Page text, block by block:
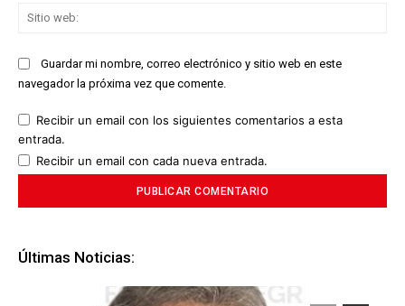
Guardar mi nombre, correo electrónico y sitio web en este
navegador la próxima vez que comente.
Recibir un email con los siguientes comentarios a esta
entrada.
Recibir un email con cada nueva entrada.
Últimas Noticias: